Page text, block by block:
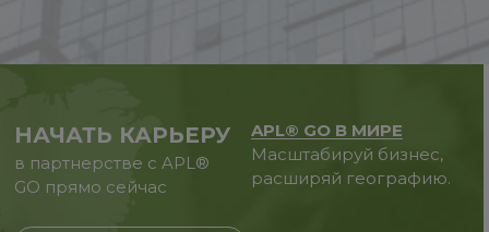
НАЧАТЬ КАРЬЕРУ
в партнерстве с APL®
GO прямо сейчас
APL® GO В МИРЕ
Масштабируй бизнес,
расширяй географию.